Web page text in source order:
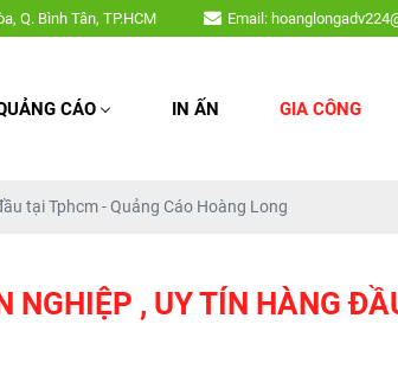
hộp đèn, mặt dựng alu, màn hình led, nội thất,....
Q. Bình Tân, TP.HCM Email:
CÁO IN ẤN GIA CÔNG
tại Tphcm - Quảng Cáo Hoàng Long
NGHIỆP , UY TÍN HÀNG